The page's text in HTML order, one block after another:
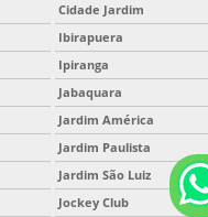
Cidade Jardim
Ibirapuera
Ipiranga
Jabaquara
Jardim América
Jardim Paulista
Jardim São Luiz
Jockey Club